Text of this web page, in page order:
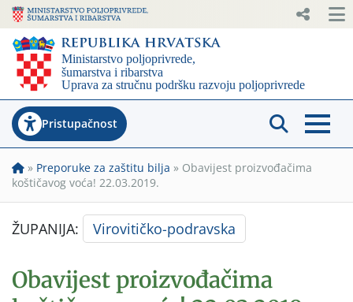
Pristupačnost
» Preporuke za zaštitu bilja » Obavijest proizvođačima
koštičavog voća! 22.03.2019.
ŽUPANIJA: Virovitičko-podravska
Obavijest proizvođačima